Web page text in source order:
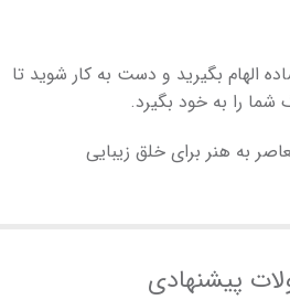
الهام بگیرید و دست به کار شوید تا
شما را به خود بگیرد.
به هنر برای خلق زیبایی
پیشنهادی